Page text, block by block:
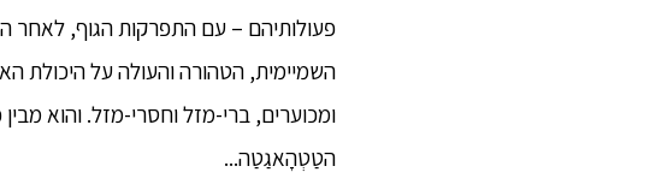
פעולותיהם – עם התפרקות הגוף, לאחר
השמיימית, הטהורה והעולה על היכולת
ומכוערים, ברי-מזל וחסרי-מזל. והוא
הטַטְהָאגַטַה...